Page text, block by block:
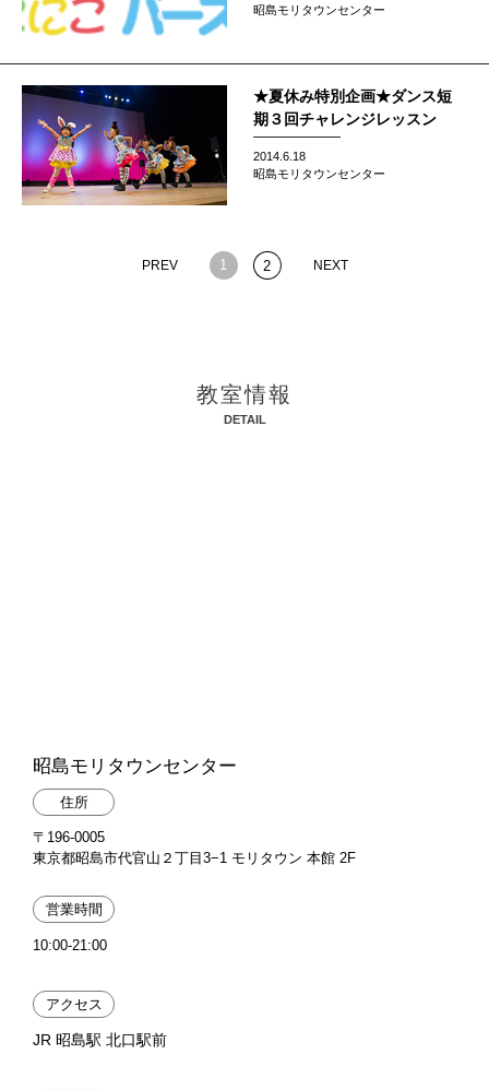
昭島モリタウンセンター
★夏休み特別企画★ダンス短
期３回チャレンジレッスン
2014.6.18
昭島モリタウンセンター
PREV 1 2 NEXT
教室情報
DETAIL
昭島モリタウンセンター
住所
〒196-0005
東京都昭島市代官山２丁目3−1 モリタウン 本館 2F
営業時間
10:00-21:00
アクセス
JR 昭島駅 北口駅前